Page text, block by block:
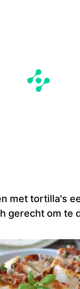
met tortilla's
gerecht om te